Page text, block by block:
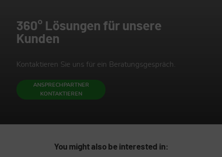
360° Lösungen für unsere
Kunden
Kontaktieren Sie uns für ein Beratungsgespräch.
ANSPRECHPARTNER
KONTAKTIEREN
You might also be interested in: